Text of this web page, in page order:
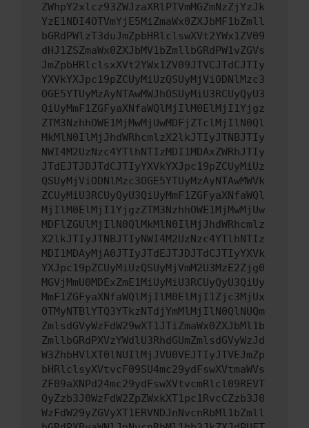
ZWhpY2xlcz93ZWJzaXRlPTVmMGZmNzZjYzJk
YzE1NDI4OTVmYjE5MiZmaWx0ZXJbMF1bZmll
bGRdPWlzT3duJmZpbHRlclswXVt2YWx1ZV09
dHJ1ZSZmaWx0ZXJbMV1bZmllbGRdPW1vZGVs
JmZpbHRlclsxXVt2YWx1ZV09JTVCJTdCJTIy
YXVkYXJpc19pZCUyMiUzQSUyMjViODNlMzc3
OGE5YTUyMzAyNTAwMWJhOSUyMiU3RCUyQyU3
QiUyMmF1ZGFyaXNfaWQlMjIlM0ElMjI1Yjgz
ZTM3NzhhOWE1MjMwMjUwMDFjZTclMjIlN0Ql
MkMlN0IlMjJhdWRhcmlzX2lkJTIyJTNBJTIy
NWI4M2UzNzc4YTlhNTIzMDI1MDAxZWRhJTIy
JTdEJTJDJTdCJTIyYXVkYXJpc19pZCUyMiUz
QSUyMjViODNlMzc3OGE5YTUyMzAyNTAwMWVk
ZCUyMiU3RCUyQyU3QiUyMmF1ZGFyaXNfaWQl
MjIlM0ElMjI1YjgzZTM3NzhhOWE1MjMwMjUw
MDFlZGUlMjIlN0QlMkMlN0IlMjJhdWRhcmlz
X2lkJTIyJTNBJTIyNWI4M2UzNzc4YTlhNTIz
MDI1MDAyMjA0JTIyJTdEJTJDJTdCJTIyYXVk
YXJpc19pZCUyMiUzQSUyMjVmM2U3MzE2Zjg0
MGVjMmU0MDExZmE1MiUyMiU3RCUyQyU3QiUy
MmF1ZGFyaXNfaWQlMjIlM0ElMjI1Zjc3MjUx
OTMyNTBlYTQ3YTkzNTdjYmMlMjIlN0QlNUQm
ZmlsdGVyWzFdW29wXT1JTiZmaWx0ZXJbMl1b
ZmllbGRdPXVzYWdlU3RhdGUmZmlsdGVyWzJd
W3ZhbHVlXT0lNUIlMjJVU0VEJTIyJTVEJmZp
bHRlclsyXVtvcF09SU4mc29ydFswXVtmaWVs
ZF09aXNPd24mc29ydFswXVtvcmRlcl09REVT
QyZzb3J0WzFdW2ZpZWxkXT1pc1RvcCZzb3J0
WzFdW29yZGVyXT1ERVNDJnNvcnRbMl1bZmll